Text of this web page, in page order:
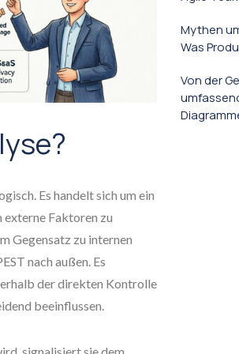
Es handelt sich um ein
externe Faktoren zu
Gegensatz zu internen
nach außen. Es
der direkten Kontrolle
beeinflussen.
Mythen
Was
Von der